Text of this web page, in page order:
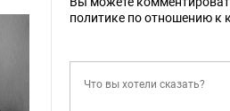
политике по отношению к